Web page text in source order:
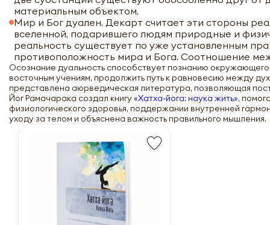
материальным объектом.
Мир и Бог дуален. Декарт считает эти стороны
вселенной, подарившего людям природные и
реальность существует по уже установленным
противоположность мира и Бога. Соотношение
Осознание дуальность способствует познанию
восточным учениям, продолжить путь к равновесию между
представлена аюрведическая литература, позволяющая
Йог Рамачарака создал книгу«Хатха-йога: наука жить»,
физиологического здоровья, поддержании внутренней
уходу за телом и объяснена важность правильного мышления.